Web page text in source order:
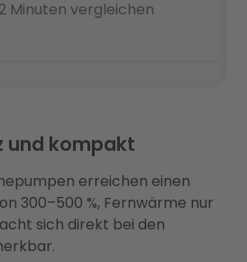
und kompakt
erreichen einen
300–500 %, Fernwärme nur
sich direkt bei den